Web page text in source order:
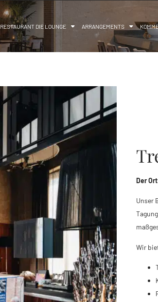
RESTAURANT DIE LOUNGE ARRANGEMENTS
Der
Unser
Wir